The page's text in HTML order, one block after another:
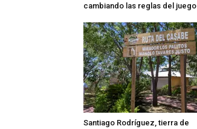
cambiando las reglas del juego
Santiago Rodríguez, tierra de